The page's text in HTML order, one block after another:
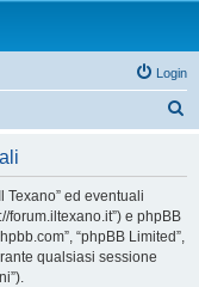
Login
Texano” ed eventuali
forum.iltexano.it”) e phpBB
“phpBB Limited”,
qualsiasi sessione